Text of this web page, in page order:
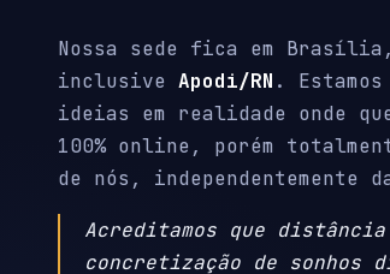
Nossa sede fica em
inclusive Apodi/RN .
ideias em realidade onde
100% online, porém
de nós, independentemente
Acreditamos que
concretização de sonhos